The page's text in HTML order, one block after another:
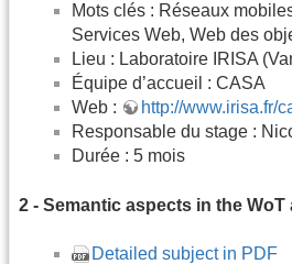
Mots clés : Réseaux
Services Web, Web des
Lieu : Laboratoire IRISA
Équipe d’accueil : CASA
Web :
http://www.irisa.fr/
Responsable du stage :
Durée : 5 mois
2 - Semantic aspects in the
Detailed subject in PDF